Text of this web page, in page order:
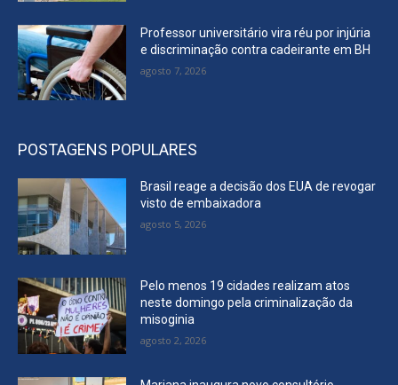
Professor universitário vira réu por injúria
e discriminação contra cadeirante em BH
agosto 7, 2026
POSTAGENS POPULARES
Brasil reage a decisão dos EUA de revogar
visto de embaixadora
agosto 5, 2026
Pelo menos 19 cidades realizam atos
neste domingo pela criminalização da
misoginia
agosto 2, 2026